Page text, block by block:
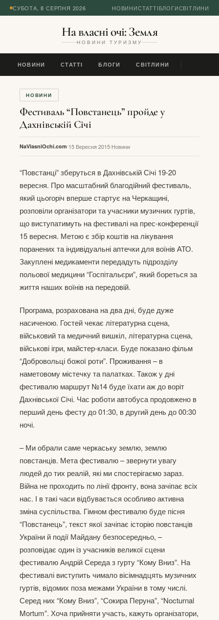
СУБОТА, 8 СЕРПНЯ 2026 НОВИНИСТАТТІБЛОГИСВІТЛИНИ
На власні очі: Земля
НОВИНИ ТУРИЗМУ
НОВИНИ СТАТТІ БЛОГИ СВІТЛИНИ
НОВИНИ
Фестиваль “Повстанець” пройде у
Дахнівській Січі
NaVlasniOchi.com 15 Вересня 2015 Новини
“Повстанці” зберуться в Дахнівській Січі 19-20
вересня. Про масштабний благодійний фестиваль,
який цьогоріч вперше стартує на Черкащині,
розповіли організатори та учасники музичних гуртів,
що виступатимуть на фестивалі на прес-конференції
15 вересня. Метою є збір коштів на лікування
поранених та індивідуальні аптечки для воїнів АТО.
Закуплені медикаменти передадуть підрозділу
польової медицини “Госпітальєри”, який бореться за
життя наших воїнів на передовій.
Програма, розрахована на два дні, буде дуже
насиченою. Гостей чекає літературна сцена,
військовий та медичний вишкіл, літературна сцена,
військові ігри, майстер-класи. Буде показано фільм
“Добровольці божої роти”. Проживання – в
наметовому містечку та палатках. Також у дні
фестивалю маршрут №14 буде їхати аж до воріт
Дахнівської Січі. Час роботи автобуса продовжено в
перший день фесту до 01:30, в другий день до 00:30
ночі.
– Ми обрали саме черкаську землю, землю
повстанців. Мета фестивалю – звернути увагу
людей до тих реалій, які ми спостерігаємо зараз.
Війна не проходить по лінії фронту, вона зачіпає всіх
нас. І в такі часи відбувається особливо активна
зміна суспільства. Гімном фестивалю буде пісня
“Повстанець”, текст якої зачіпає історію повстанців
України й події Майдану безпосередньо, –
розповідає один із учасників великої сцени
фестивалю Андрій Середа з гурту “Кому Вниз”. На
фестивалі виступить чимало вісімнадцять музичних
гуртів, відомих поза межами України в тому числі.
Серед них “Кому Вниз”, “Сокира Перуна”, “Nocturnal
Mortum”. Хоча прийняти участь, кажуть організатори,